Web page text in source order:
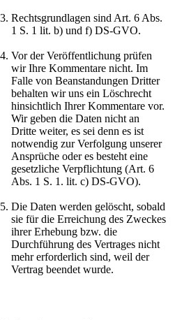
Rechtsgrundlagen sind Art. 6 Abs.
1 S. 1 lit. b) und f) DS-GVO.
Vor der Veröffentlichung prüfen
wir Ihre Kommentare nicht. Im
Falle von Beanstandungen Dritter
behalten wir uns ein Löschrecht
hinsichtlich Ihrer Kommentare vor.
Wir geben die Daten nicht an
Dritte weiter, es sei denn es ist
notwendig zur Verfolgung unserer
Ansprüche oder es besteht eine
gesetzliche Verpflichtung (Art. 6
Abs. 1 S. 1. lit. c) DS-GVO).
Die Daten werden gelöscht, sobald
sie für die Erreichung des Zweckes
ihrer Erhebung bzw. die
Durchführung des Vertrages nicht
mehr erforderlich sind, weil der
Vertrag beendet wurde.